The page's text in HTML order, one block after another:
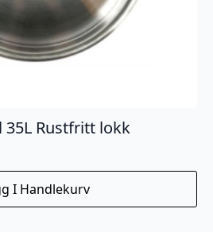
Rustfritt lokk
I Handlekurv